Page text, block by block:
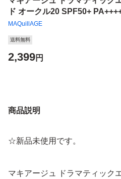
ド オークル20 SPF50+
MAQuillAGE
送料無料
2,399円
商品説明
☆新品未使用です。
マキアージュ ドラマティック